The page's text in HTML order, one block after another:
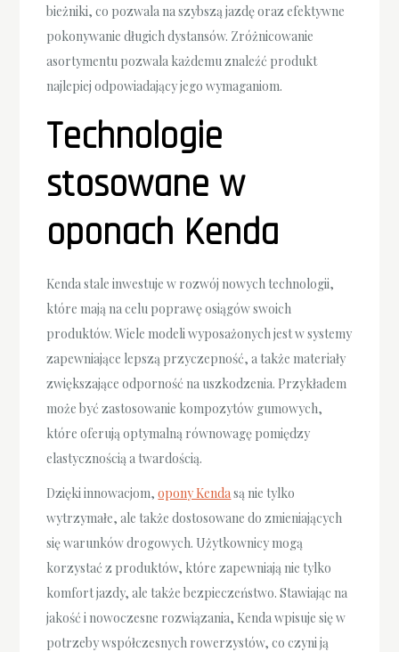
bieżniki, co pozwala na szybszą jazdę oraz efektywne
pokonywanie długich dystansów. Zróżnicowanie
asortymentu pozwala każdemu znaleźć produkt
najlepiej odpowiadający jego wymaganiom.
Technologie
stosowane w
oponach Kenda
Kenda stale inwestuje w rozwój nowych technologii,
które mają na celu poprawę osiągów swoich
produktów. Wiele modeli wyposażonych jest w systemy
zapewniające lepszą przyczepność, a także materiały
zwiększające odporność na uszkodzenia. Przykładem
może być zastosowanie kompozytów gumowych,
które oferują optymalną równowagę pomiędzy
elastycznością a twardością.
Dzięki innowacjom,opony Kendasą nie tylko
wytrzymałe, ale także dostosowane do zmieniających
się warunków drogowych. Użytkownicy mogą
korzystać z produktów, które zapewniają nie tylko
komfort jazdy, ale także bezpieczeństwo. Stawiając na
jakość i nowoczesne rozwiązania, Kenda wpisuje się w
potrzeby współczesnych rowerzystów, co czyni ją